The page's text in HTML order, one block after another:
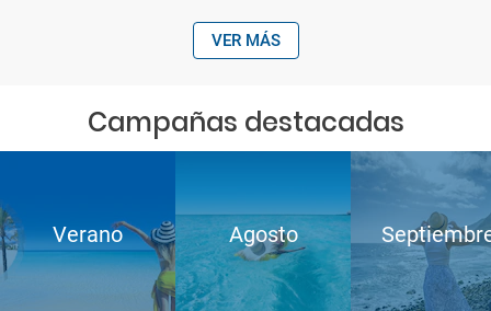
VER MÁS
Campañas destacadas
Verano Agosto